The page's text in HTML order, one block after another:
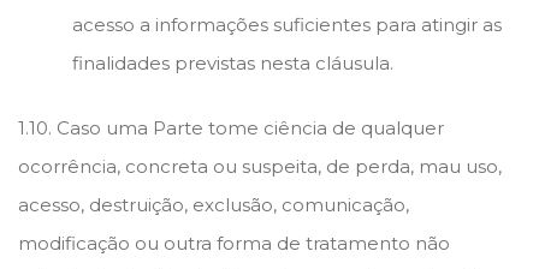
acesso a informações suficientes para atingir as
finalidades previstas nesta cláusula.
1.10. Caso uma Parte tome ciência de qualquer
ocorrência, concreta ou suspeita, de perda, mau uso,
acesso, destruição, exclusão, comunicação,
modificação ou outra forma de tratamento não